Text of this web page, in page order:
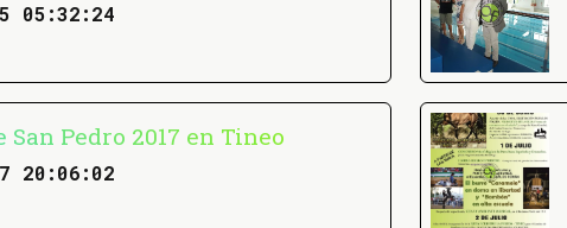
05:32:24
San Pedro 2017 en Tineo
20:06:02